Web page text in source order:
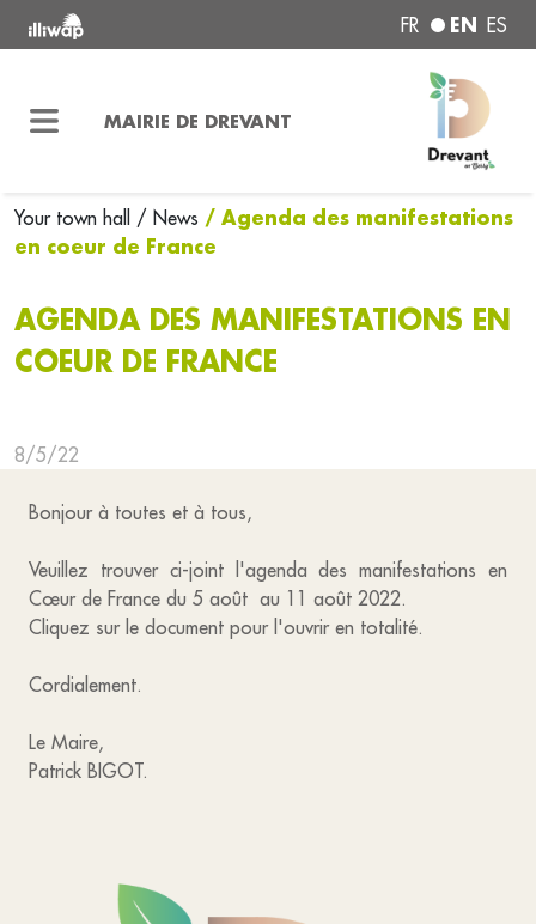
FR EN ES
MAIRIE DE DREVANT
Your town hall / News / Agenda des manifestations
en coeur de France
AGENDA DES MANIFESTATIONS EN
COEUR DE FRANCE
8/5/22
Bonjour à toutes et à tous,
Veuillez trouver ci-joint l'agenda des manifestations en
Cœur de France du 5 août au 11 août 2022.
Cliquez sur le document pour l'ouvrir en totalité.
Cordialement.
Le Maire,
Patrick BIGOT.